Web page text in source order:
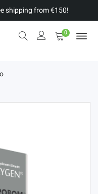
shipping from €150!
0